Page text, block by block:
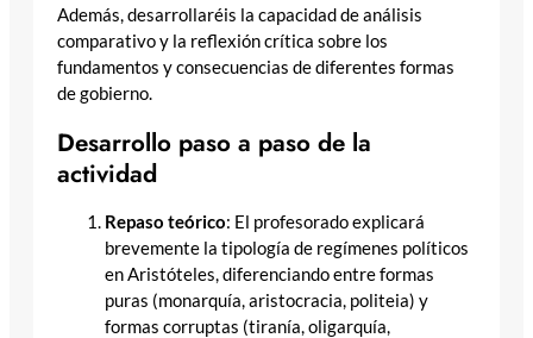
Además, desarrollaréis la capacidad de análisis
comparativo y la reflexión crítica sobre los
fundamentos y consecuencias de diferentes formas
de gobierno.
Desarrollo paso a paso de la
actividad
Repaso teórico: El profesorado explicará
brevemente la tipología de regímenes políticos
en Aristóteles, diferenciando entre formas
puras (monarquía, aristocracia, politeia) y
formas corruptas (tiranía, oligarquía,